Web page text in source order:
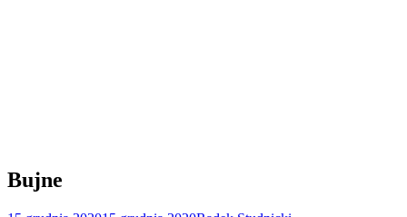
Bujne